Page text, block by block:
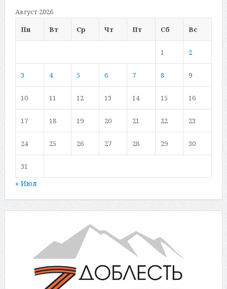
Август 2026
Пн
Вт Ср Чт Пт Сб Вс
1 2
3 4 5 6 7 8 9
10 11 12 13 14 15 16
17 18 19 20 21 22 23
24 25 26 27 28 29 30
31
« Июл